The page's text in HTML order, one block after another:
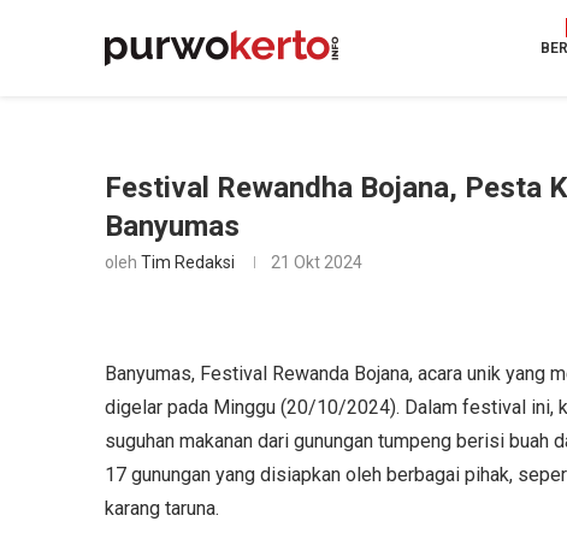
Festival Rewandha Bojana, Pesta
Banyumas
oleh Tim Redaksi 21 Okt 2024
Banyumas, Festival Rewanda Bojana, acara unik yang
digelar pada Minggu (20/10/2024). Dalam festival ini,
suguhan makanan dari gunungan tumpeng berisi
17 gunungan yang disiapkan oleh berbagai pihak,
karang taruna.